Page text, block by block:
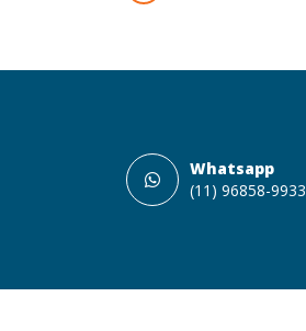
Whatsapp
(11) 96858-9933